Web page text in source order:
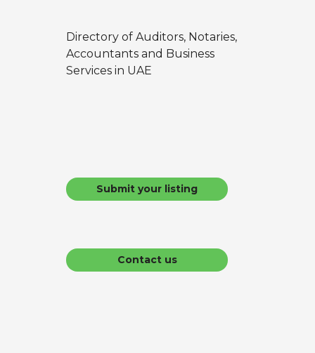
Directory of Auditors, Notaries,
Accountants and Business
Services in UAE
Submit your listing
Contact us